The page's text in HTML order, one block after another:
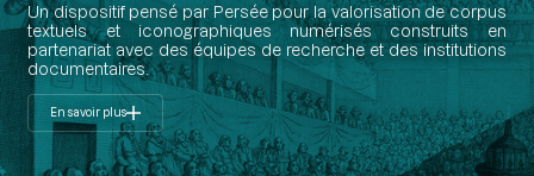
Un dispositif pensé par Persée pour la valorisation de corpus
textuels et iconographiques numérisés construits en
partenariat avec des équipes de recherche et des institutions
documentaires.
En savoir plus